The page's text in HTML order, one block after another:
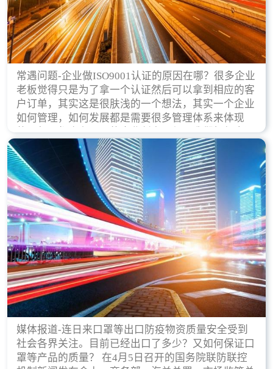
常遇问题-企业做ISO9001认证的原因在哪？很多企业
老板觉得只是为了拿一个认证然后可以拿到相应的客
户订单，其实这是很肤浅的一个想法，其实一个企业
如何管理，如何发展都是需要很多管理体系来体现
的，每天都会有不同的企业创立，但是我们如何去证
实一个企业的合法，有质量保证了？这就是ISO9001
认证体现价值的时候，那么键锋小编就来细说下企业
做ISO9001认证的根本原因。
媒体报道-连日来口罩等出口防疫物资质量安全受到
社会各界关注。目前已经出口了多少？又如何保证口
罩等产品的质量？ 在4月5日召开的国务院联防联控